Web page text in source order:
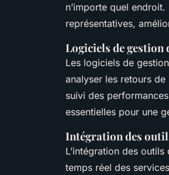
n’importe quel
représentatives,
Logiciels de
Les logiciels de
analyser les retours
suivi des
essentielles pour une
Intégration des
L’intégration des
temps réel des